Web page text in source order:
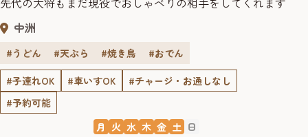
中洲
#うどん #天ぷら #焼き鳥
#おでん
#子連れOK
#車いすOK
#チャージ・お通しなし
#予約可能
月 火 水 木 金 土 日